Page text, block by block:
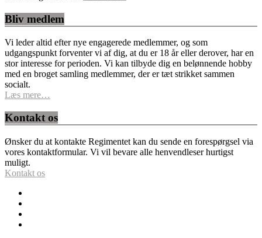
Bliv medlem
Vi leder altid efter nye engagerede medlemmer, og som
udgangspunkt forventer vi af dig, at du er 18 år eller derover, har en
stor interesse for perioden. Vi kan tilbyde dig en belønnende hobby
med en broget samling medlemmer, der er tæt strikket sammen
socialt.
Læs mere…
Kontakt os
Ønsker du at kontakte Regimentet kan du sende en forespørgsel via
vores kontaktformular. Vi vil bevare alle henvendleser hurtigst
muligt.
Kontakt os